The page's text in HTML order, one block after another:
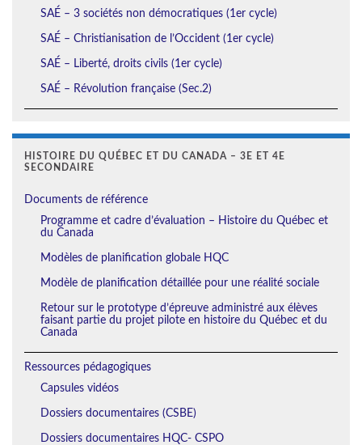
SAÉ – 3 sociétés non démocratiques (1er cycle)
SAÉ – Christianisation de l’Occident (1er cycle)
SAÉ – Liberté, droits civils (1er cycle)
SAÉ – Révolution française (Sec.2)
HISTOIRE DU QUÉBEC ET DU CANADA – 3E ET 4E
SECONDAIRE
Documents de référence
Programme et cadre d’évaluation – Histoire du Québec et
du Canada
Modèles de planification globale HQC
Modèle de planification détaillée pour une réalité sociale
Retour sur le prototype d’épreuve administré aux élèves
faisant partie du projet pilote en histoire du Québec et du
Canada
Ressources pédagogiques
Capsules vidéos
Dossiers documentaires (CSBE)
Dossiers documentaires HQC- CSPO